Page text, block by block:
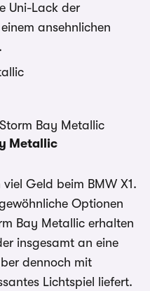
Uni-Lack der
ansehnlichen
Metallic
Geld beim BMW X1.
Optionen
Bay Metallic erhalten
insgesamt an eine
dennoch mit
Lichtspiel liefert.